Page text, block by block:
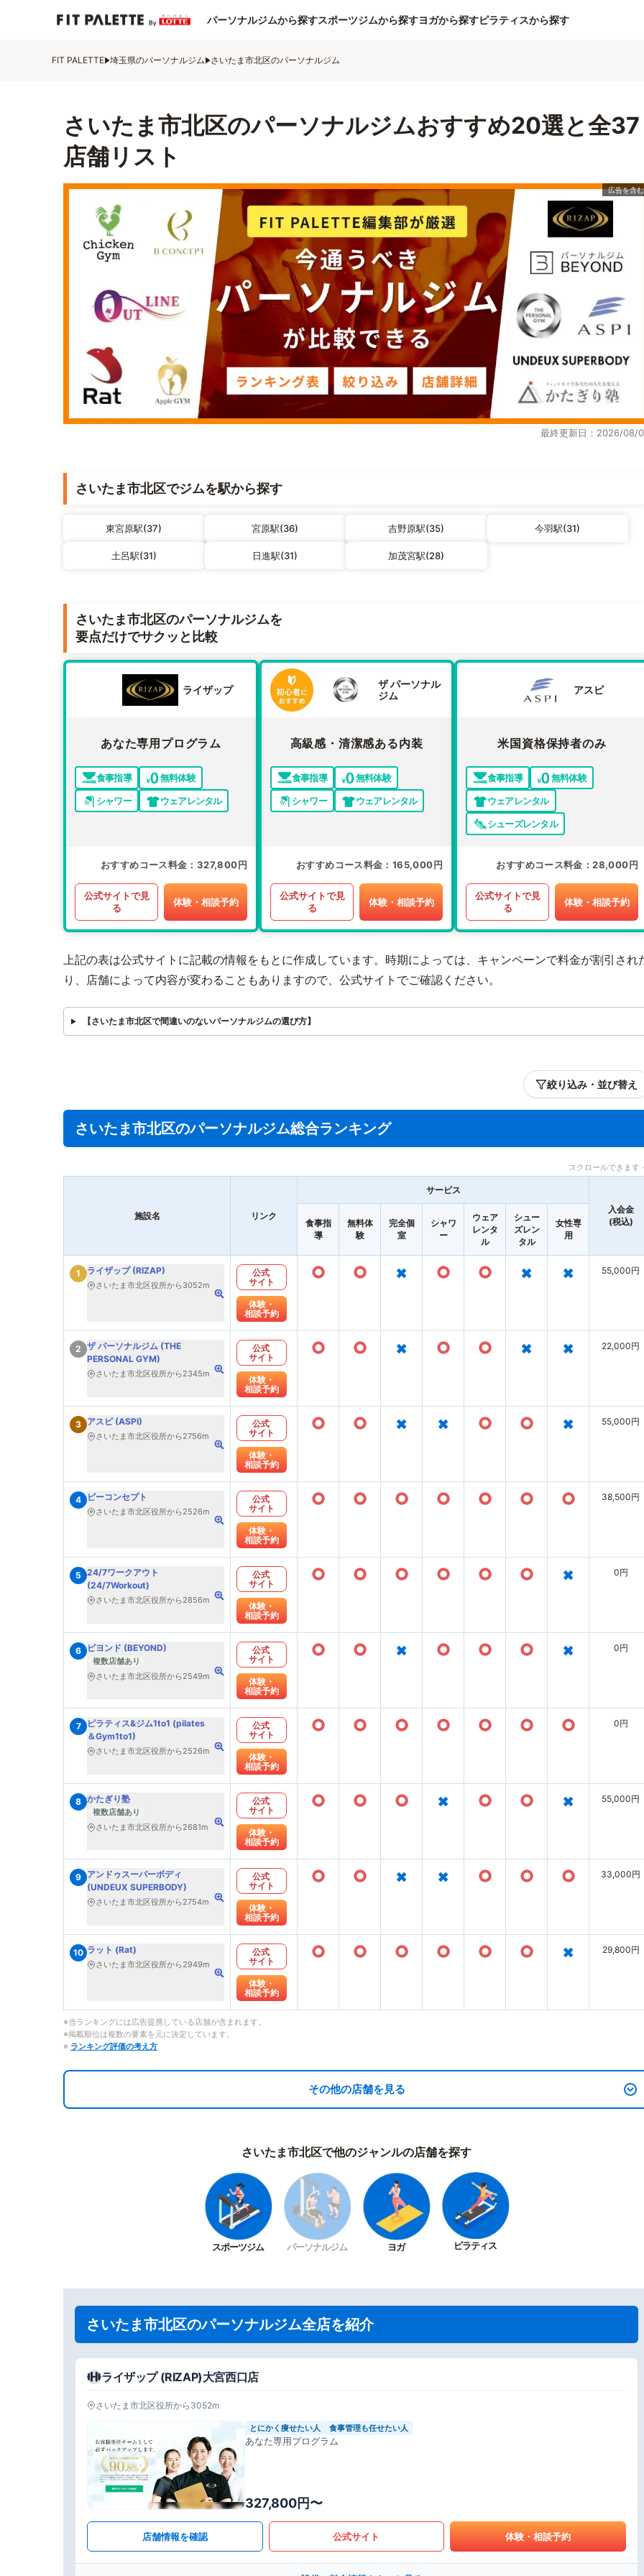
パーソナルジムから探すスポーツジムから探すヨガから探すピラティスから探す
FIT PALETTE 埼玉県のパーソナルジム さいたま市北区のパーソナルジム
さいたま市北区のパーソナルジムおすすめ20選と全37
店舗リスト
最終更新日：2026/08/
さいたま市北区でジムを駅から探す
東宮原駅(37) 宮原駅(36) 吉野原駅(35) 今羽駅(31)
土呂駅(31) 日進駅(31) 加茂宮駅(28)
さいたま市北区のパーソナルジムを
要点だけでサクッと比較
ライザップ
あなた専用プログラム
食事指導
無料体験
シャワー
ウェアレンタル
おすすめコース料金 327,800円
公式サイトで見
る
体験・相談予約
ザ パーソナル
ジム
高級感・清潔感ある内装
食事指導
無料体験
シャワー
ウェアレンタル
おすすめコース料金 165,000円
公式サイトで見
る
体験・相談予約
アスピ
米国資格保持者のみ
食事指導
無料体験
ウェアレンタル
シューズレンタル
おすすめコース料金 28,000円
公式サイトで見
る
体験・相談予約
上記の表は公式サイトに記載の情報をもとに作成しています。時期によっては、キャンペーンで料金が割引され
り、店舗によって内容が変わることもありますので、公式サイトでご確認ください。
【さいたま市北区で間違いのないパーソナルジムの選び方】
絞り込み・並び替え
さいたま市北区のパーソナルジム総合ランキング
スクロールできま
施設名 リンク
サービス
入会金
(税込)
食事指
導
無料体
験
完全個
室
シャワ
ー
ウェア
レンタ
ル
シュー
ズレン
タル
女性専
用
1 ライザップ (RIZAP)
さいたま市北区役所から3052m
公式
サイト
体験・
相談予約
○ ○ × ○ ○ × × 55,000円
2 ザ パーソナルジム (THE
PERSONAL GYM)
さいたま市北区役所から2345m
公式
サイト
体験・
相談予約
○ ○ × ○ ○ × × 22,000円
3 アスピ (ASPI)
さいたま市北区役所から2756m
公式
サイト
体験・
相談予約
○ ○ × × ○ ○ × 55,000円
4 ビーコンセプト
さいたま市北区役所から2526m
公式
サイト
体験・
相談予約
○ ○ ○ ○ ○ ○ ○ 38,500円
5 24/7ワークアウト
(24/7Workout)
さいたま市北区役所から2856m
公式
サイト
体験・
相談予約
○ ○ ○ ○ ○ ○ × 0円
6 ビヨンド (BEYOND)
複数店舗あり
さいたま市北区役所から2549m
公式
サイト
体験・
相談予約
○ ○ × ○ ○ ○ × 0円
7
ピラティス&ジム1to1 (pilates
＆Gym1to1)
さいたま市北区役所から2526m
公式
サイト
体験・
相談予約
○ ○ ○ ○ ○ ○ ○ 0円
8 かたぎり塾
複数店舗あり
さいたま市北区役所から2681m
公式
サイト
体験・
相談予約
○ ○ ○ × ○ ○ × 55,000円
9 アンドゥスーパーボディ
(UNDEUX SUPERBODY)
さいたま市北区役所から2754m
公式
サイト
体験・
相談予約
○ ○ × × ○ ○ ○ 33,000円
10 ラット (Rat)
さいたま市北区役所から2949m
公式
サイト
体験・
相談予約
○ ○ ○ ○ ○ ○ × 29,800円
※当ランキングには広告提携している店舗が含まれます。
※掲載順位は複数の要素を元に決定しています。
※ ランキング評価の考え方
その他の店舗を見る
さいたま市北区で他のジャンルの店舗を探す
スポーツジム パーソナルジム ヨガ ピラティス
さいたま市北区のパーソナルジム全店を紹介
ライザップ (RIZAP)大宮西口店
さいたま市北区役所から3052m
とにかく痩せたい人 食事管理も任せたい人
あなた専用プログラム
327,800円〜
店舗情報を確認 公式サイト 体験・相談予約